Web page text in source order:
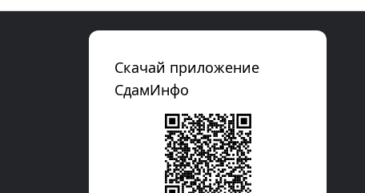
Скачай приложение
СдамИнфо